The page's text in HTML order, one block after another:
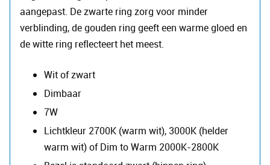
aangepast. De zwarte ring zorg voor minder
verblinding, de gouden ring geeft een warme gloed en
de witte ring reflecteert het meest.
Wit of zwart
Dimbaar
7W
Lichtkleur 2700K (warm wit), 3000K (helder
warm wit) of Dim to Warm 2000K-2800K